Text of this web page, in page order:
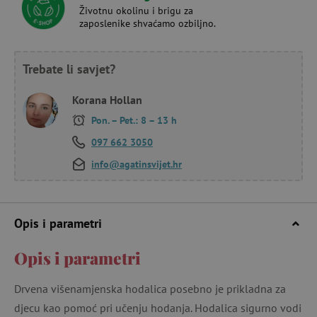
Životnu okolinu i brigu za
zaposlenike shvaćamo ozbiljno.
Trebate li savjet?
Korana Hollan
Pon. – Pet.: 8 – 13 h
097 662 3050
info@agatinsvijet.hr
Opis i parametri
Opis i parametri
Drvena višenamjenska hodalica posebno je prikladna za
djecu kao pomoć pri učenju hodanja. Hodalica sigurno vodi